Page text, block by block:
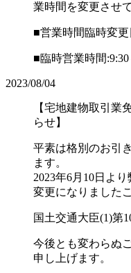
業時間を変更させ
■営業時間臨時変更
■臨時営業時間:9:30
2023/08/04
【宅地建物取引
らせ】
平素は格別のお引
ます。
2023年6月10日よ
変更になりました
国土交通大臣(1)第
今後とも変わらぬ
申し上げます。